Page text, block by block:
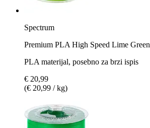
Spectrum
Premium PLA High Speed Lime Green
PLA materijal, posebno za brzi ispis
€ 20,99
(€ 20,99 / kg)